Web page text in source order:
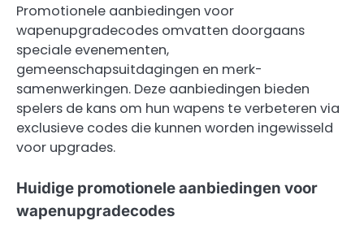
Promotionele aanbiedingen voor
wapenupgradecodes omvatten doorgaans
speciale evenementen,
gemeenschapsuitdagingen en merk-
samenwerkingen. Deze aanbiedingen bieden
spelers de kans om hun wapens te verbeteren via
exclusieve codes die kunnen worden ingewisseld
voor upgrades.
Huidige promotionele aanbiedingen voor
wapenupgradecodes